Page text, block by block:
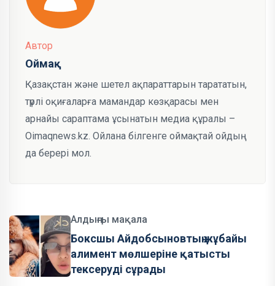
Автор
Оймақ
Қазақстан және шетел ақпараттарын тарататын,
түрлі оқиғаларға мамандар көзқарасы мен
арнайы сараптама ұсынатын медиа құралы –
Oimaqnews.kz. Ойлана білгенге оймақтай ойдың
да берері мол.
Алдыңғы мақала
Боксшы Айдобсыновтың жұбайы
алимент мөлшеріне қатысты
тексеруді сұрады